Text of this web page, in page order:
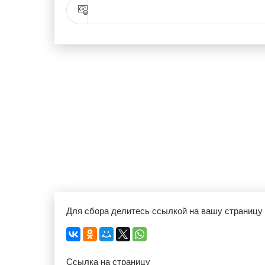
Для сбора делитесь ссылкой на вашу страницу
Ссылка на страницу